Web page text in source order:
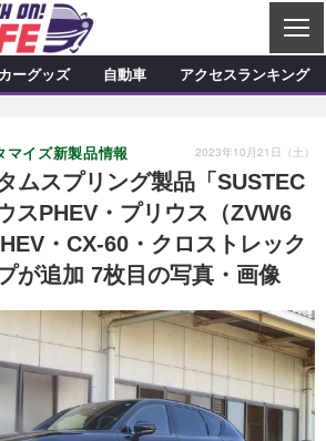
C
L
S
ショップ訪問記
ース デモカー製作記
事 カスタマイズ新製品情報
ス
事 カーグッズ新製品情報
ス 試乗記
カーグッズ 自動車 アクセスランキング
ムスプリング製品「SUSTEC
スPHEV・プリウス（ZVW6
・CX-60・クロストレック
が追加 7枚目の写真・画像
マイズ新製品情報 2023年10月21日（土）